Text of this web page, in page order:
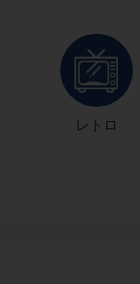
レトロ